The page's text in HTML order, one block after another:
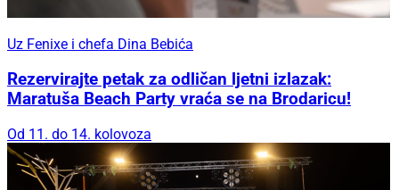
Uz Fenixe i chefa Dina Bebića
Rezervirajte petak za odličan ljetni izlazak:
Maratuša Beach Party vraća se na Brodaricu!
Od 11. do 14. kolovoza